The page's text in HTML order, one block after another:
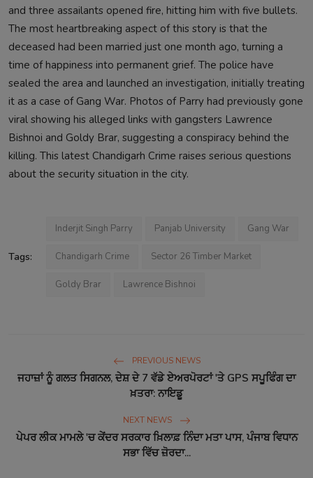
and three assailants opened fire, hitting him with five bullets.
The most heartbreaking aspect of this story is that the
deceased had been married just one month ago, turning a
time of happiness into permanent grief. The police have
sealed the area and launched an investigation, initially treating
it as a case of Gang War. Photos of Parry had previously gone
viral showing his alleged links with gangsters Lawrence
Bishnoi and Goldy Brar, suggesting a conspiracy behind the
killing. This latest Chandigarh Crime raises serious questions
about the security situation in the city.
Tags:
Inderjit Singh Parry Panjab University Gang War
Chandigarh Crime Sector 26 Timber Market
Goldy Brar Lawrence Bishnoi
PREVIOUS NEWS
ਜਹਾਜ਼ਾਂ ਨੂੰ ਗਲਤ ਸਿਗਨਲ, ਦੇਸ਼ ਦੇ 7 ਵੱਡੇ ਏਅਰਪੋਰਟਾਂ 'ਤੇ GPS ਸਪੂਫਿੰਗ ਦਾ
ਖ਼ਤਰਾ: ਨਾਇਡੂ
NEXT NEWS
ਪੇਪਰ ਲੀਕ ਮਾਮਲੇ 'ਚ ਕੇਂਦਰ ਸਰਕਾਰ ਖ਼ਿਲਾਫ਼ ਨਿੰਦਾ ਮਤਾ ਪਾਸ, ਪੰਜਾਬ ਵਿਧਾਨ
ਸਭਾ ਵਿੱਚ ਜ਼ੋਰਦਾ...